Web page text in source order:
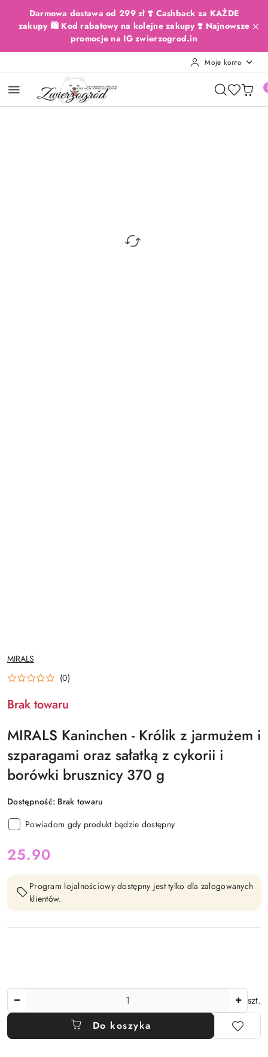
Przejdź do treści głównej
Przejdź do wyszukiwarki
Przejdź do moje konto
Przejdź do menu głównego
Przejdź do opisu produktu
Przejdź do stopki
Darmowa dostawa od 299 zł ❣️ Cashback za KAŻDE
zakupy 🛍️ Kod rabatowy na kolejne zakupy ❣️ Najnowsze
promocje na IG zwierzogrod.in
Moje konto
NAZWA
PRODUCENTA:
MIRALS
(0)
Brak towaru
MIRALS Kaninchen - Królik z jarmużem i
szparagami oraz sałatką z cykorii i
borówki brusznicy 370 g
Dostępność: Brak towaru
Powiadom gdy produkt będzie dostępny
cena:
25.90
Program lojalnościowy dostępny jest tylko dla zalogowanych
klientów.
szt.
Do koszyka